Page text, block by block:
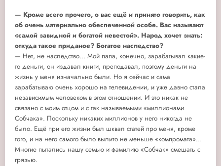
— Кроме всего прочего, о вас ещё и принято говорить, как
об очень материально обеспеченной особе. Вас называют
«самой завидной и богатой невестой». Народ хочет знать:
откуда такое приданое? Богатое наследство?
— Нет, не наследство… Мой папа, конечно, зарабатывал какие-
то деньги, он издавал книги, преподавал, поэтому деньги на
жизнь у меня изначально были. Но я сейчас и сама
зарабатываю очень хорошо на телевидении, и уже давно стала
независимым человеком в этом отношении. И это никак не
связано с моим отцом и с так называемыми «миллионами
Собчака». Поскольку никаких миллионов у него никогда не
было. Ещё при его жизни был шквал статей про меня, кроме
того, и на него самого было вылито не меньше «компромата»…
Многие пытались нашу семью и фамилию «Собчак» смешать с
грязью.